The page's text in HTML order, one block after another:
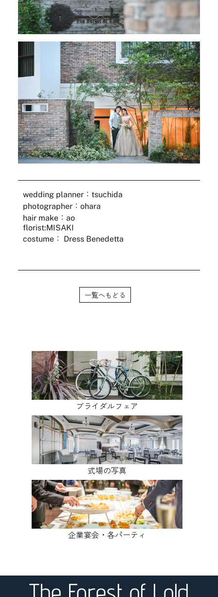
wedding planner：tsuchida
photographer：ohara
hair make：ao
florist:MISAKI
costume： Dress Benedetta
一覧へもどる
ブライダルフェア
式場の写真
企業宴会・各パーティ